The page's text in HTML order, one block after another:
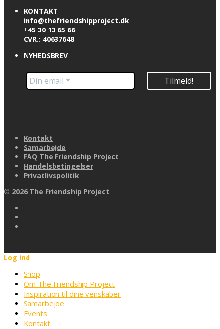
KONTAKT
info@thefriendshipproject.dk
+45 30 13 65 66
CVR.: 40637648
NYHEDSBREV
Kontakt
Samarbejde
FAQ The Friendship Project
Handelsbetingelser
Privatlivspolitik
© 2026 The Friendship Project
Log ind
Shop
Om The Friendship Project
Inspiration til dine venskaber
Samarbejde
Events
Kontakt